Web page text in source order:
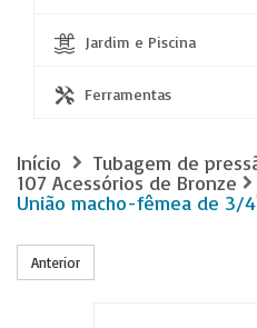
Jardim e Piscina
Ferramentas
Início
Tubagem de
107 Acessórios de Bronze
União macho-fêmea de 3/
Anterior